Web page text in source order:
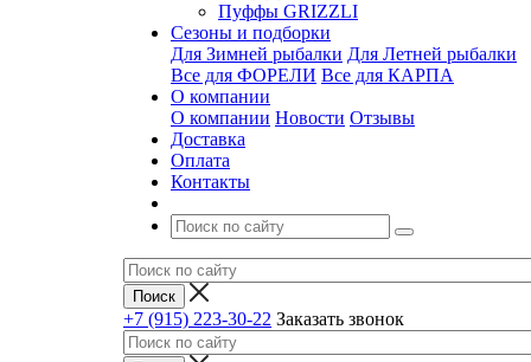
Пуффы GRIZZLI
Сезоны и подборки
Для Зимней рыбалки Для Летней рыбалки
Все для ФОРЕЛИ Все для КАРПА
О компании
О компании Новости Отзывы
Доставка
Оплата
Контакты
+7 (915) 223-30-22 Заказать звонок